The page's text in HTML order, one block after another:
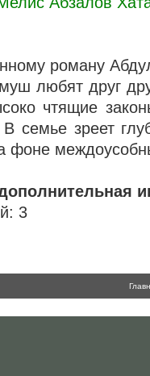
роману
любят друг
чтящие
семье зреет
фоне
3